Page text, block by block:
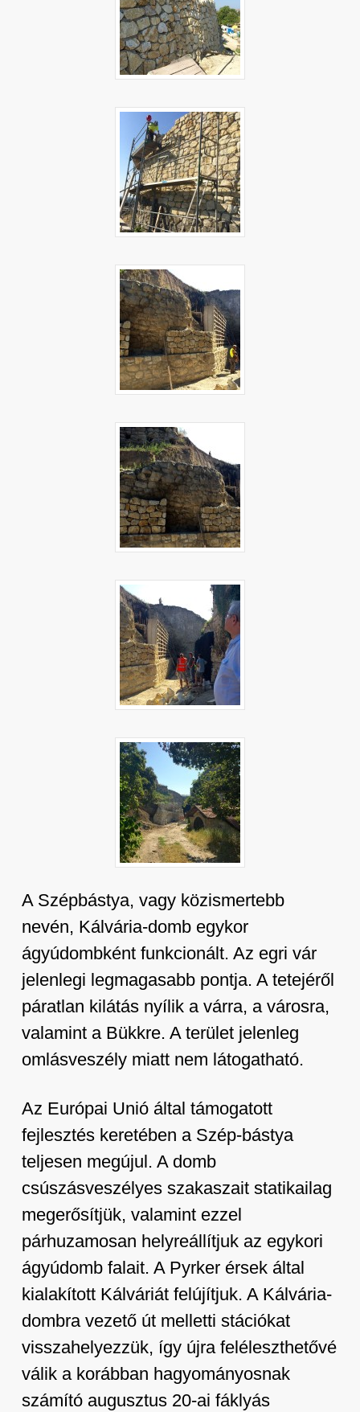
A Szépbástya, vagy közismertebb
nevén, Kálvária-domb egykor
ágyúdombként funkcionált. Az egri vár
jelenlegi legmagasabb pontja. A tetejéről
páratlan kilátás nyílik a várra, a városra,
valamint a Bükkre. A terület jelenleg
omlásveszély miatt nem látogatható.
Az Európai Unió által támogatott
fejlesztés keretében a Szép-bástya
teljesen megújul. A domb
csúszásveszélyes szakaszait statikailag
megerősítjük, valamint ezzel
párhuzamosan helyreállítjuk az egykori
ágyúdomb falait. A Pyrker érsek által
kialakított Kálváriát felújítjuk. A Kálvária-
dombra vezető út melletti stációkat
visszahelyezzük, így újra feléleszthetővé
válik a korábban hagyományosnak
számító augusztus 20-ai fáklyás